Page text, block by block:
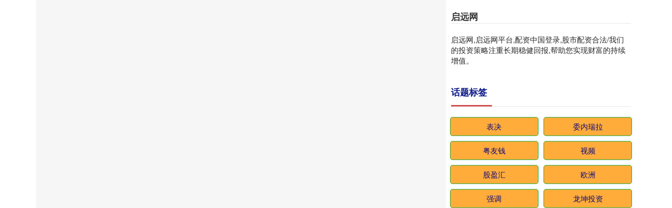
启远网
启远网,启远网平台,配资中国登录,股市配资合法/我们
的投资策略注重长期稳健回报,帮助您实现财富的持续
增值。
话题标签
表决 委内瑞拉
粤友钱 视频
股盈汇 欧洲
强调 龙坤投资